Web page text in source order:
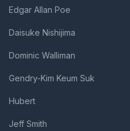
Edgar Allan Poe
Daisuke Nishijima
Dominic Walliman
Gendry-Kim Keum Suk
Hubert
Jeff Smith